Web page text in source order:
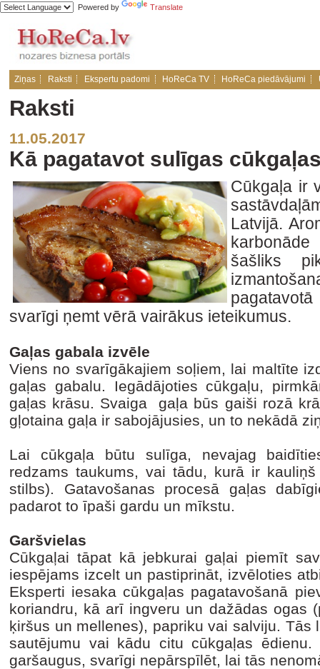
Powered by Translate
Ziņas Raksti Ekspertu padomi HoReCa TV HoReCa piedāvājumi
Raksti
11.05.2017
Kā pagatavot sulīgas
Cūkgaļa ir
Latvijā.
šašliks
svarīgi ņemt vērā vairākus ieteikumus.
Gaļas gabala izvēle
Viens no svarīgākajiem soļiem, lai maltīte
gaļas gabalu. Iegādājoties cūkgaļu,
gaļas krāsu. Svaiga gaļa būs gaiši rozā
gļotaina gaļa ir sabojājusies, un to nekādā
Lai cūkgaļa būtu sulīga, nevajag
redzams taukums, vai tādu, kurā ir
stilbs). Gatavošanas procesā gaļas
padarot to īpaši gardu un mīkstu.
Garšvielas
Cūkgaļai tāpat kā jebkurai gaļai piemīt
iespējams izcelt un pastiprināt, izvēloties
Eksperti iesaka cūkgaļas pagatavošanā
koriandru, kā arī ingveru un dažādas ogas
ķiršus un mellenes), papriku vai salviju.
sautējumu vai kādu citu cūkgaļas ēdienu.
garšaugus, svarīgi nepārspīlēt, lai tās